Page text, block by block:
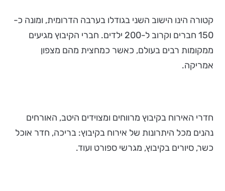
קטורה הינו הישוב השני בגודלו בערבה הדרומית, ומונה כ-
150 חברים וקרוב ל-200 ילדים. חברי הקיבוץ מגיעים
ממקומות רבים בעולם, כאשר כמחצית מהם מצפון
אמריקה.
חדרי האירוח בקיבוץ מרווחים ומצוידים היטב, האורחים
נהנים מכל היתרונות של אירוח בקיבוץ: בריכה, חדר אוכל
כשר, סיורים בקיבוץ, מגרשי ספורט ועוד.